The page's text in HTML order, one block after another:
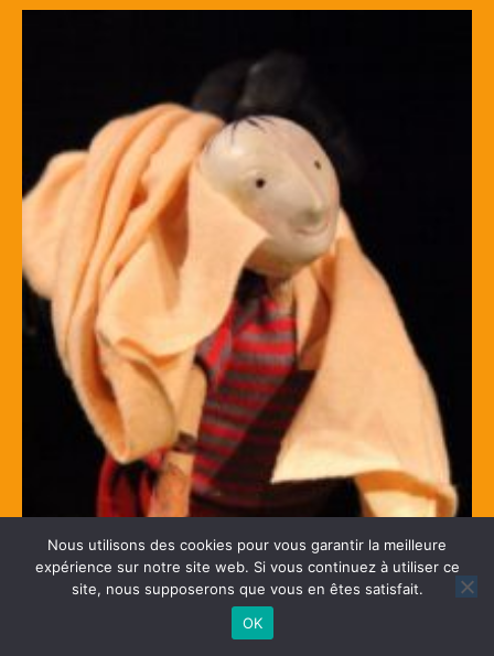
Nous utilisons des cookies pour vous garantir la meilleure
expérience sur notre site web. Si vous continuez à utiliser ce
site, nous supposerons que vous en êtes satisfait.
OK